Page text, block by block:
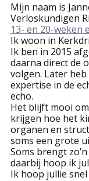
Mijn naam is
Verloskundigen
13- en 20-weken
Ik woon in
Ik ben in 2015
daarna direct de
volgen. Later
expertise in de
echo.
Het blijft mooi
krijgen hoe het
organen en
soms een grote
Soms brengt
daarbij hoop ik
Ik hoop jullie snel